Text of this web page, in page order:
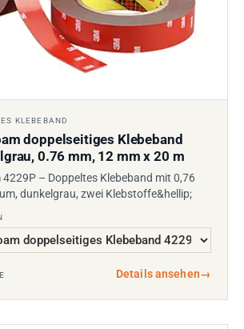
KLEBEBAND
doppelseitiges Klebeband
0.76 mm, 12 mm x 20 m
– Doppeltes Klebeband mit 0,76
dunkelgrau, zwei Klebstoffe&hellip;
Details ansehen→